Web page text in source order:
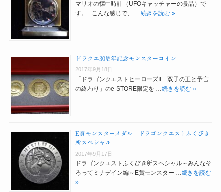
マリオの懐中時計（UFOキャッチャーの景品）で
す。 こんな感じで、 …続きを読む »
ドラクエ30周年記念モンスターコイン
2017年9月18日
「ドラゴンクエストヒーローズII 双子の王と予言
の終わり」のe-STORE限定を …続きを読む »
E賞モンスターメダル ドラゴンクエストふくびき
所スペシャル
2017年9月17日
ドラゴンクエストふくびき所スペシャル～みんなそ
ろってミナデイン編～E賞モンスター …続きを読む
»